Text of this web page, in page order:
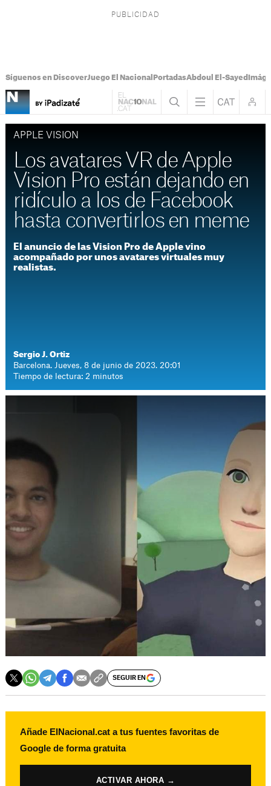
Síguenos en DiscoverJuego El Nacional PortadasAbdoul El-Sayed
APPLE VISION
Los avatares VR de Apple
Vision Pro están dejando en
ridículo a los de Facebook
hasta convertirlos en meme
El anuncio de las Vision Pro de Apple vino
acompañado por unos avatares virtuales muy
realistas.
Sergio J. Ortiz
Barcelona. Jueves, 8 de junio de 2023. 20:01
Tiempo de lectura: 2 minutos
SEGUIR EN
Añade ElNacional.cat a tus fuentes favoritas de
Google de forma gratuita
ACTIVAR AHORA →